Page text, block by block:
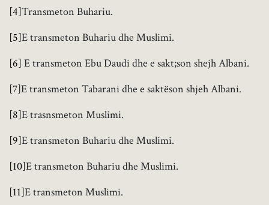
[4]Transmeton Buhariu.
[5]E transmeton Buhariu dhe Muslimi.
[6] E transmeton Ebu Daudi dhe e sakt;son shejh Albani.
[7]E transmeton Tabarani dhe e saktëson shjeh Albani.
[8]E trasnsmeton Muslimi.
[9]E transmeton Buhariu dhe Muslimi.
[10]E transmeton Buhariu dhe Muslimi.
[11]E transmeton Muslimi.